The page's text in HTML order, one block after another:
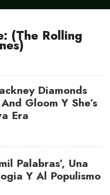
(The Rolling
Diamonds
Gloom Y She’s
Era
Palabras’, Una
Y Al Populismo